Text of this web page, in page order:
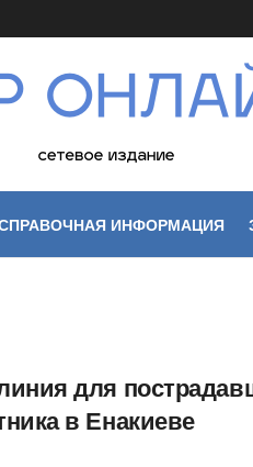
ИНФОРМАЦИЯ
для
в Енакиеве